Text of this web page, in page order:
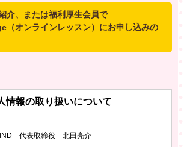
介、または福利厚生会員で
オンラインレッスン）にお申し込みの
複数でお申し込みの場合、お一人ず
会員番号またはクーポンコード
情報の取り扱いについて
代表取締役 北田亮介